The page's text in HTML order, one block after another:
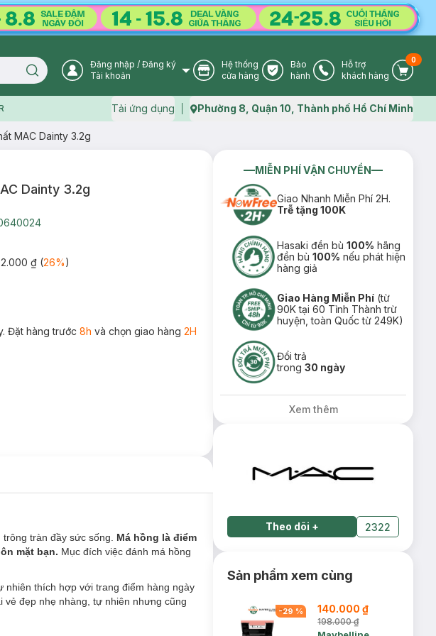
Search icon User Icon
Đăng nhập / Đăng ký
Tài khoản
Store Icon
Hệ thống
cửa hàng
Warranty Icon
Bảo
hành
Phone Icon
Hỗ trợ
khách hàng
Cart
0
Tải ứng dụng Map icon
Phường 8, Quận 10, Thành phố Hồ Chí Minh
MAC Dainty 3.2g
Dainty 3.2g
₫(26%)
Đặt hàng trước 8h và chọn giao hàng 2H
tràn đầy sức sống. Má hồng là điểm
mặt bạn. Mục đích việc đánh má hồng
nhiên thích hợp với trang điểm hàng ngày
đẹp nhẹ nhàng, tự nhiên nhưng cũng
MIỄN PHÍ VẬN CHUYỂN
Giao Nhanh Miễn Phí 2H.
Trễ tặng 100K
Hasaki đền bù100% hãng
đền bù100% nếu phát hiện
hàng giả
Giao Hàng Miễn Phí (từ
90K tại 60 Tỉnh Thành trừ
huyện, toàn Quốc từ 249K)
Đổi trả
trong30 ngày
Xem thêm
Theo dõi + 2322
Sản phẩm xem cùng
-29 % 140.000 ₫
198.000 ₫